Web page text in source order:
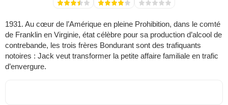
1931. Au cœur de l’Amérique en pleine Prohibition, dans le comté
de Franklin en Virginie, état célèbre pour sa production d’alcool de
contrebande, les trois frères Bondurant sont des trafiquants
notoires : Jack veut transformer la petite affaire familiale en trafic
d’envergure.